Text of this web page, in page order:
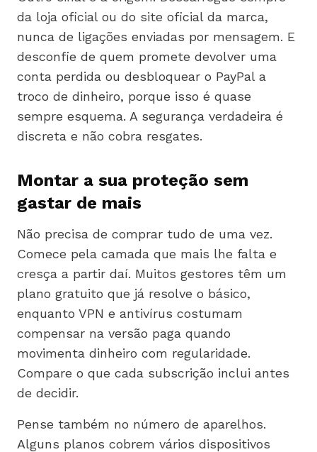
da loja oficial ou do site oficial da marca,
nunca de ligações enviadas por mensagem. E
desconfie de quem promete devolver uma
conta perdida ou desbloquear o PayPal a
troco de dinheiro, porque isso é quase
sempre esquema. A segurança verdadeira é
discreta e não cobra resgates.
Montar a sua proteção sem
gastar de mais
Não precisa de comprar tudo de uma vez.
Comece pela camada que mais lhe falta e
cresça a partir daí. Muitos gestores têm um
plano gratuito que já resolve o básico,
enquanto VPN e antivírus costumam
compensar na versão paga quando
movimenta dinheiro com regularidade.
Compare o que cada subscrição inclui antes
de decidir.
Pense também no número de aparelhos.
Alguns planos cobrem vários dispositivos